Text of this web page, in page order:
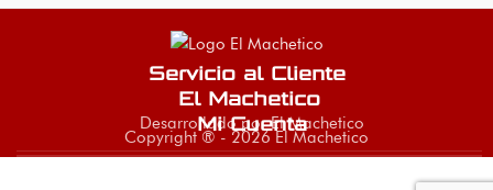
Servicio al Cliente
El Machetico
Mi Cuenta
Desarrollado por El Machetico
Copyright ® - 2026 El Machetico
+